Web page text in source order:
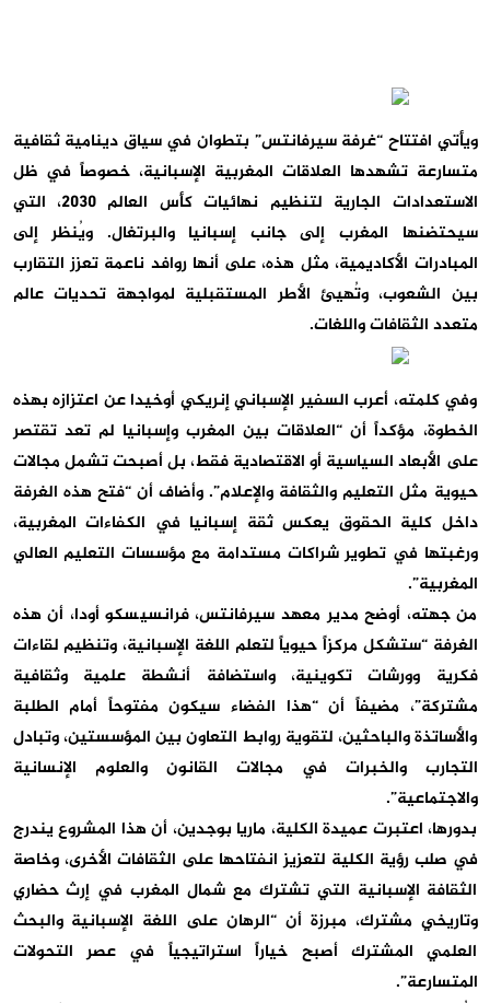
ويأتي افتتاح “غرفة سيرفانتس” بتطوان في سياق دينامية ثقافية
متسارعة تشهدها العلاقات المغربية الإسبانية، خصوصاً في ظل
الاستعدادات الجارية لتنظيم نهائيات كأس العالم 2030، التي
سيحتضنها المغرب إلى جانب إسبانيا والبرتغال. ويُنظر إلى
المبادرات الأكاديمية، مثل هذه، على أنها روافد ناعمة تعزز التقارب
بين الشعوب، وتُهيئ الأطر المستقبلية لمواجهة تحديات عالم
متعدد الثقافات واللغات.
وفي كلمته، أعرب السفير الإسباني إنريكي أوخيدا عن اعتزازه بهذه
الخطوة، مؤكداً أن “العلاقات بين المغرب وإسبانيا لم تعد تقتصر
على الأبعاد السياسية أو الاقتصادية فقط، بل أصبحت تشمل مجالات
حيوية مثل التعليم والثقافة والإعلام”. وأضاف أن “فتح هذه الغرفة
داخل كلية الحقوق يعكس ثقة إسبانيا في الكفاءات المغربية،
ورغبتها في تطوير شراكات مستدامة مع مؤسسات التعليم العالي
المغربية”.
من جهته، أوضح مدير معهد سيرفانتس، فرانسيسكو أودا، أن هذه
الغرفة “ستشكل مركزاً حيوياً لتعلم اللغة الإسبانية، وتنظيم لقاءات
فكرية وورشات تكوينية، واستضافة أنشطة علمية وثقافية
مشتركة”، مضيفاً أن “هذا الفضاء سيكون مفتوحاً أمام الطلبة
والأساتذة والباحثين، لتقوية روابط التعاون بين المؤسستين، وتبادل
التجارب والخبرات في مجالات القانون والعلوم الإنسانية
والاجتماعية”.
بدورها، اعتبرت عميدة الكلية، ماريا بوجدين، أن هذا المشروع يندرج
في صلب رؤية الكلية لتعزيز انفتاحها على الثقافات الأخرى، وخاصة
الثقافة الإسبانية التي تشترك مع شمال المغرب في إرث حضاري
وتاريخي مشترك، مبرزة أن “الرهان على اللغة الإسبانية والبحث
العلمي المشترك أصبح خياراً استراتيجياً في عصر التحولات
المتسارعة”.